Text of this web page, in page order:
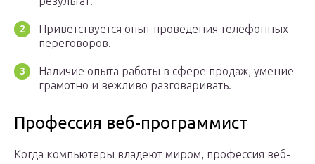
Приветствуется опыт проведения телефонных
переговоров.
Наличие опыта работы в сфере продаж, умение
грамотно и вежливо разговаривать.
Профессия веб-программист
Когда компьютеры владеют миром, профессия веб-